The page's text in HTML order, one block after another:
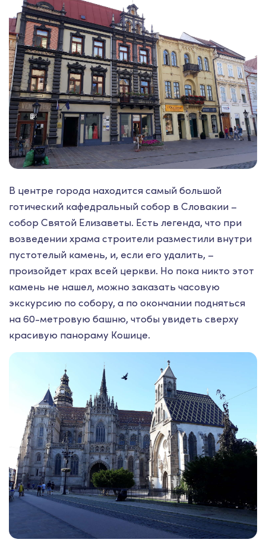
В центре города находится самый большой
готический кафедральный собор в Словакии –
собор Святой Елизаветы. Есть легенда, что при
возведении храма строители разместили внутри
пустотелый камень, и, если его удалить, –
произойдет крах всей церкви. Но пока никто этот
камень не нашел, можно заказать часовую
экскурсию по собору, а по окончании подняться
на 60-метровую башню, чтобы увидеть сверху
красивую панораму Кошице.